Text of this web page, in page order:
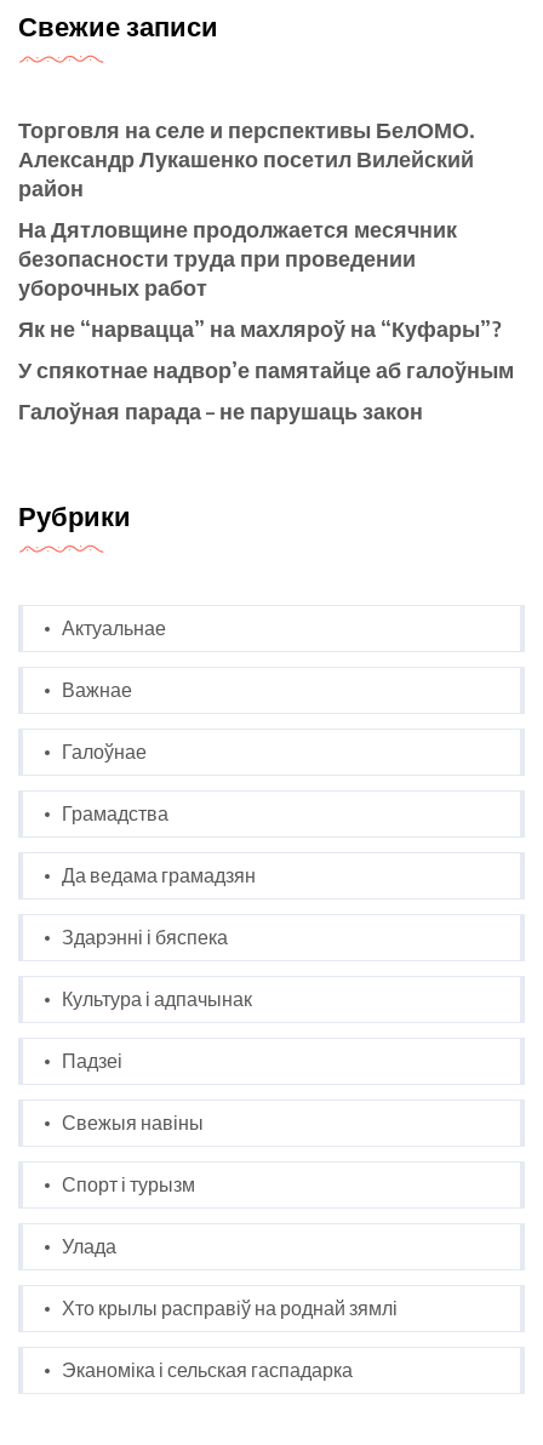
Свежие записи
Торговля на селе и перспективы БелОМО.
Александр Лукашенко посетил Вилейский
район
На Дятловщине продолжается месячник
безопасности труда при проведении
уборочных работ
Як не “нарвацца” на махляроў на “Куфары”?
У спякотнае надвор’е памятайце аб галоўным
Галоўная парада – не парушаць закон
Рубрики
Актуальнае
Важнае
Галоўнае
Грамадства
Да ведама грамадзян
Здарэнні і бяспека
Культура і адпачынак
Падзеі
Свежыя навіны
Спорт і турызм
Улада
Хто крылы расправіў на роднай зямлі
Эканоміка і сельская гаспадарка